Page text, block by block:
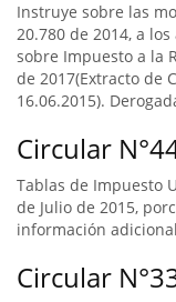
Instruye sobre las
20.780 de 2014, a
sobre Impuesto a la
de 2017(Extracto de
16.06.2015).
Circular
Tablas de Impuesto
de Julio de 2015,
información
Circular